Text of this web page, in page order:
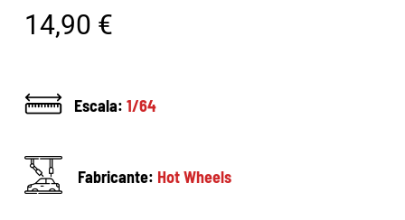
14,90 €
Escala: 1/64
Fabricante: Hot Wheels